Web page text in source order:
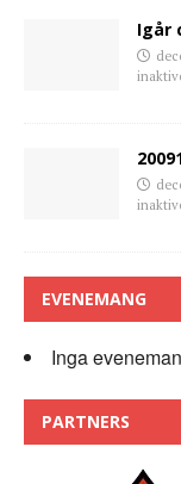
Igår
EVENEMANG
Inga
PARTNERS